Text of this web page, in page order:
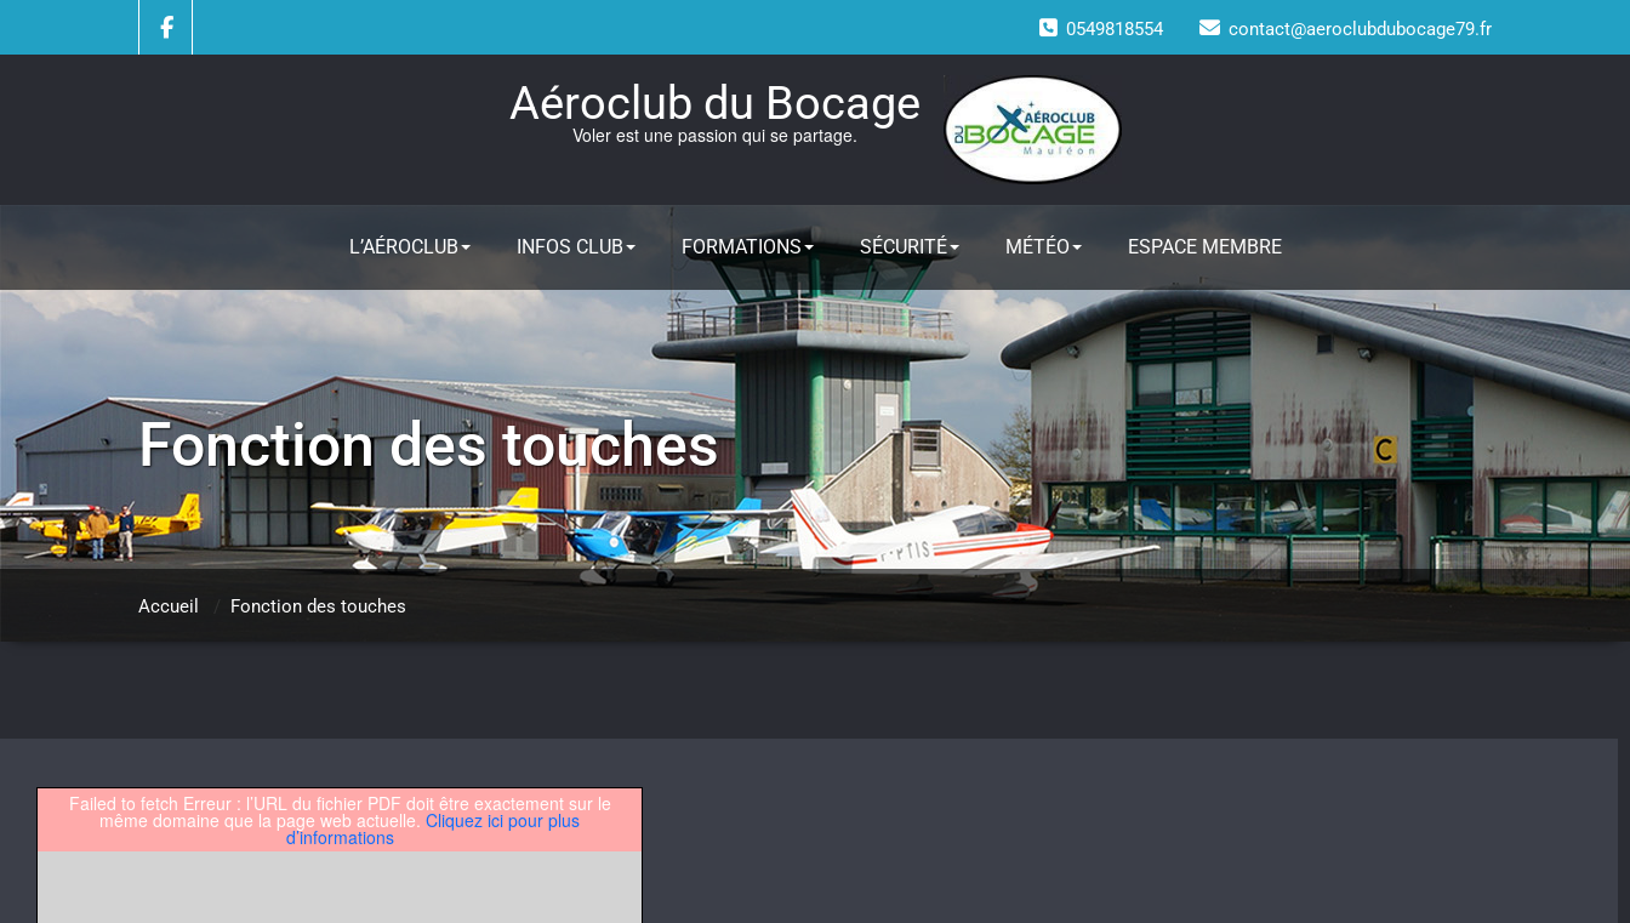
content
0549818554 contact@aeroclubdubocage79.fr
Aéroclub du Bocage
Voler est une passion qui se partage.
L’AÉROCLUB INFOS CLUB FORMATIONS SÉCURITÉ MÉTÉO ESPACE MEMBRE
Fonction des touches
Accueil Fonction des touches
Failed to fetch Erreur : l’URL du fichier PDF doit être exactement sur le
même domaine que la page web actuelle. Cliquez ici pour plus
d’informations